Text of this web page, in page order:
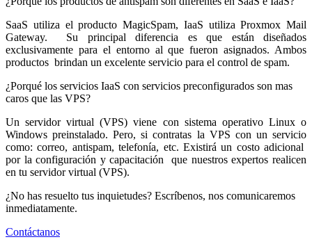
SaaS utiliza el producto MagicSpam, IaaS utiliza Proxmox Mail
Gateway. Su principal diferencia es que están diseñados
exclusivamente para el entorno al que fueron asignados. Ambos
productos brindan un excelente servicio para el control de spam.
¿Porqué los servicios IaaS con servicios preconfigurados son mas
caros que las VPS?
Un servidor virtual (VPS) viene con sistema operativo Linux o
Windows preinstalado. Pero, si contratas la VPS con un servicio
como: correo, antispam, telefonía, etc. Existirá un costo adicional
por la configuración y capacitación que nuestros expertos realicen
en tu servidor virtual (VPS).
¿No has resuelto tus inquietudes? Escríbenos, nos comunicaremos
inmediatamente.
Contáctanos